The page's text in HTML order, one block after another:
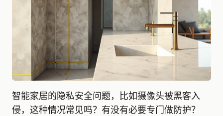
智能家居的隐私安全问题，比如摄像头被黑客入
侵，这种情况常见吗？有没有必要专门做防护？